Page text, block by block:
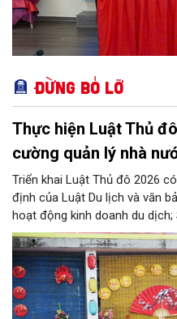
Đừng bỏ lỡ
Thực hiện Luật Thủ
cường quản lý nhà
Triển khai Luật Thủ đô 2026
định của Luật Du lịch và văn
hoạt động kinh doanh du
chức, đơn vị, doanh nghiệp
bàn thành phố thực hiện một
góp phần thực hiện thắng lợi
Nội năm 2026 và giai đoạn